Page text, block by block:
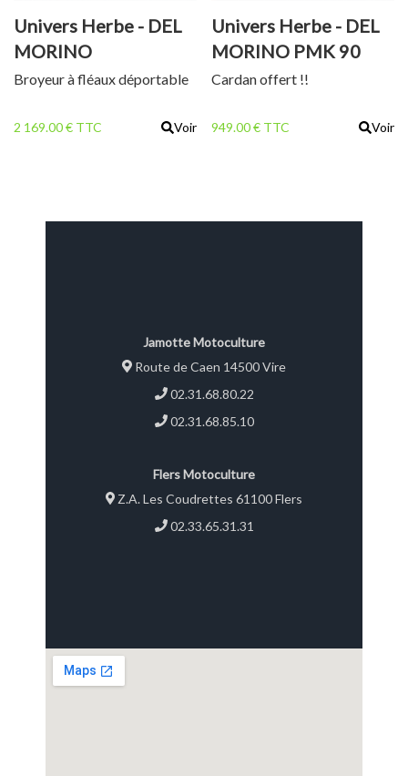
Univers Herbe - DEL
MORINO
CENTURION 132 C
Broyeur à fléaux déportable
2 169.00 € TTC Voir
Univers Herbe - DEL
MORINO PMK 90
Cardan offert !!
949.00 € TTC Voir
Jamotte Motoculture
Route de Caen 14500 Vire
02.31.68.80.22
02.31.68.85.10
Flers Motoculture
Z.A. Les Coudrettes 61100 Flers
02.33.65.31.31